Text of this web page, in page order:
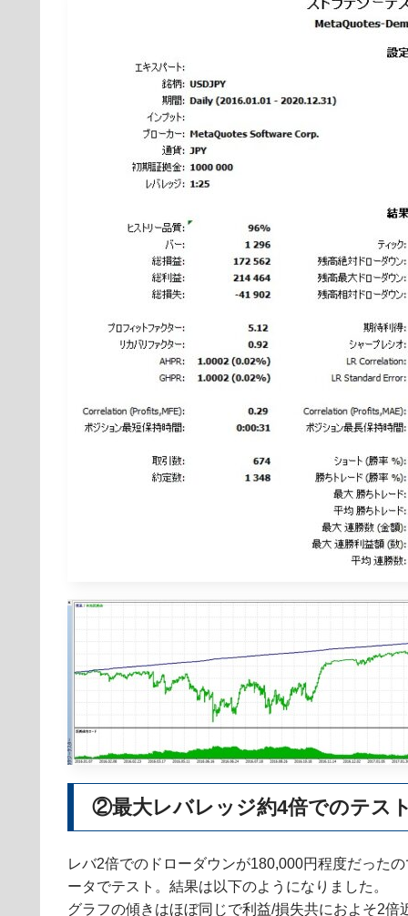
②最大レバレッジ約4倍でのテス
レバ2倍でのドローダウンが180,000円程度だった
ータでテスト。結果は以下のようになりました。
グラフの傾きはほぼ同じで利益/損失共におよそ2倍